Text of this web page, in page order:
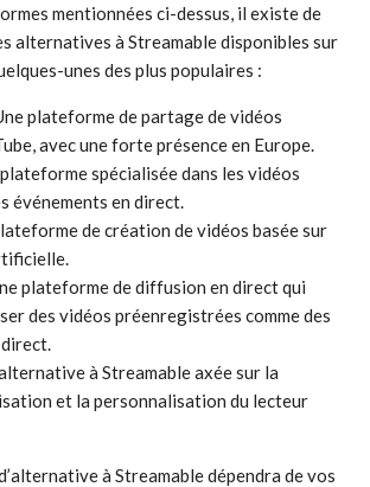
mentionnées ci-dessus, il existe de
alternatives à Streamable disponibles sur
unes des plus populaires :
plateforme de partage de vidéos
avec une forte présence en Europe.
plateforme spécialisée dans les vidéos
événements en direct.
de création de vidéos basée sur
plateforme de diffusion en direct qui
des vidéos préenregistrées comme des
à Streamable axée sur la
et la personnalisation du lecteur
à Streamable dépendra de vos